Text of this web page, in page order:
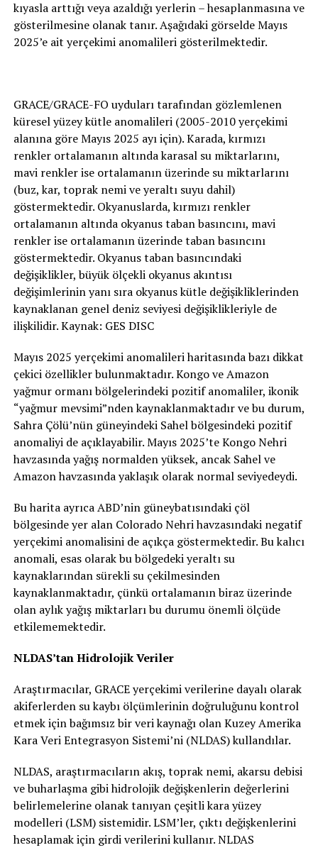
kıyasla arttığı veya azaldığı yerlerin – hesaplanmasına ve
gösterilmesine olanak tanır. Aşağıdaki görselde Mayıs
2025’e ait yerçekimi anomalileri gösterilmektedir.
GRACE/GRACE-FO uyduları tarafından gözlemlenen
küresel yüzey kütle anomalileri (2005-2010 yerçekimi
alanına göre Mayıs 2025 ayı için). Karada, kırmızı
renkler ortalamanın altında karasal su miktarlarını,
mavi renkler ise ortalamanın üzerinde su miktarlarını
(buz, kar, toprak nemi ve yeraltı suyu dahil)
göstermektedir. Okyanuslarda, kırmızı renkler
ortalamanın altında okyanus taban basıncını, mavi
renkler ise ortalamanın üzerinde taban basıncını
göstermektedir. Okyanus taban basıncındaki
değişiklikler, büyük ölçekli okyanus akıntısı
değişimlerinin yanı sıra okyanus kütle değişikliklerinden
kaynaklanan genel deniz seviyesi değişiklikleriyle de
ilişkilidir. Kaynak: GES DISC
Mayıs 2025 yerçekimi anomalileri haritasında bazı dikkat
çekici özellikler bulunmaktadır. Kongo ve Amazon
yağmur ormanı bölgelerindeki pozitif anomaliler, ikonik
“yağmur mevsimi”nden kaynaklanmaktadır ve bu durum,
Sahra Çölü’nün güneyindeki Sahel bölgesindeki pozitif
anomaliyi de açıklayabilir. Mayıs 2025’te Kongo Nehri
havzasında yağış normalden yüksek, ancak Sahel ve
Amazon havzasında yaklaşık olarak normal seviyedeydi.
Bu harita ayrıca ABD’nin güneybatısındaki çöl
bölgesinde yer alan Colorado Nehri havzasındaki negatif
yerçekimi anomalisini de açıkça göstermektedir. Bu kalıcı
anomali, esas olarak bu bölgedeki yeraltı su
kaynaklarından sürekli su çekilmesinden
kaynaklanmaktadır, çünkü ortalamanın biraz üzerinde
olan aylık yağış miktarları bu durumu önemli ölçüde
etkilememektedir.
NLDAS’tan Hidrolojik Veriler
Araştırmacılar, GRACE yerçekimi verilerine dayalı olarak
akiferlerden su kaybı ölçümlerinin doğruluğunu kontrol
etmek için bağımsız bir veri kaynağı olan Kuzey Amerika
Kara Veri Entegrasyon Sistemi’ni (NLDAS) kullandılar.
NLDAS, araştırmacıların akış, toprak nemi, akarsu debisi
ve buharlaşma gibi hidrolojik değişkenlerin değerlerini
belirlemelerine olanak tanıyan çeşitli kara yüzey
modelleri (LSM) sistemidir. LSM’ler, çıktı değişkenlerini
hesaplamak için girdi verilerini kullanır. NLDAS